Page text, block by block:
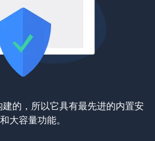
的，所以它具有最先进的内置安
大容量功能。